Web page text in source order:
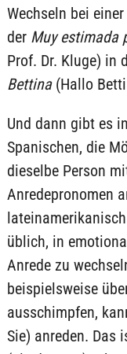
Wechseln bei
der Muy estimada
Prof. Dr. Kluge) in
Bettina (Hallo
Und dann gibt es
Spanischen, die
dieselbe Person
Anredepronomen
üblich, in
Anrede zu
beispielsweise
ausschimpfen,
Sie) anreden. Das